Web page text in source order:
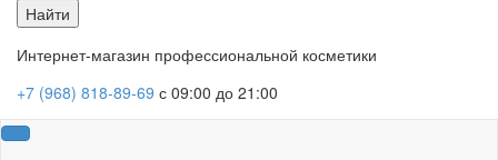
Найти
Интернет-магазин профессиональной косметики
+7 (968) 818-89-69 с 09:00 до 21:00